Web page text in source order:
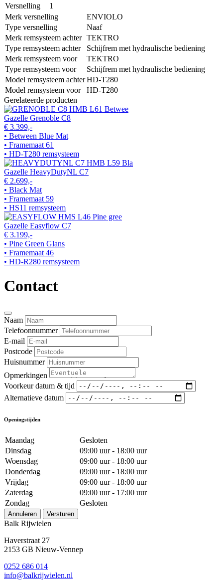
Versnelling
1
Merk versnelling
ENVIOLO
Type versnelling
Naaf
Merk remsysteem achter TEKTRO
Type remsysteem achter
Schijfrem met hydraulische bediening
Merk remsysteem voor
TEKTRO
Type remsysteem voor
Schijfrem met hydraulische bediening
Model remsysteem achterHD-T280
Model remsysteem voor
HD-T280
Gerelateerde producten
Gazelle Grenoble C8
€ 3.399,-
• Between Blue Mat
• Framemaat 61
• HD-T280 remsysteem
Gazelle HeavyDutyNL C7
€ 2.699,-
• Black Mat
• Framemaat 59
• HS11 remsysteem
Gazelle Easyflow C7
€ 3.199,-
• Pine Green Glans
• Framemaat 46
• HD-R280 remsysteem
Contact
Naam
Telefoonnummer
E-mail
Postcode
Huisnummer
Opmerkingen
Voorkeur datum & tijd
Alternatieve datum
Openingstijden
Maandag
Gesloten
Dinsdag
09:00 uur - 18:00 uur
Woensdag
09:00 uur - 18:00 uur
Donderdag
09:00 uur - 18:00 uur
Vrijdag
09:00 uur - 18:00 uur
Zaterdag
09:00 uur - 17:00 uur
Zondag
Gesloten
Annuleren Versturen
Balk Rijwielen
Haverstraat 27
2153 GB Nieuw-Vennep
0252 686 014
info@balkrijwielen.nl